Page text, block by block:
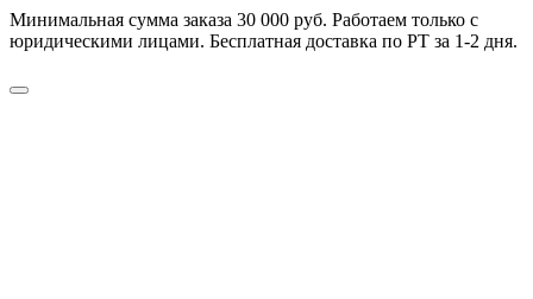
Минимальная сумма заказа 30 000 руб. Работаем только с
юридическими лицами. Бесплатная доставка по РТ за 1-2 дня.